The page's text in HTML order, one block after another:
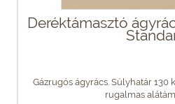
Deréktámasztó
Gázrugós ágyrács. Súlyhatár
rugalmas